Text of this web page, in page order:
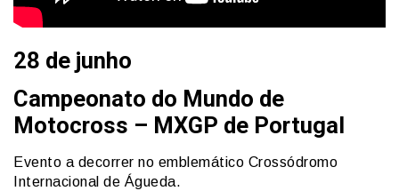
28 de junho
Campeonato do Mundo de
Motocross – MXGP de Portugal
Evento a decorrer no emblemático Crossódromo
Internacional de Águeda.